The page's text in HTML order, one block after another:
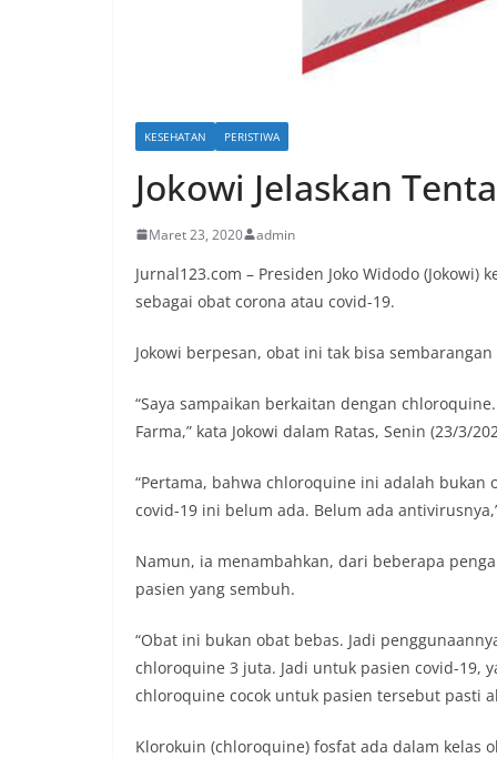
KESEHATAN PERISTIWA
Jokowi Jelaskan
Maret 23, 2020 admin
Jurnal123.com – Presiden Joko Widodo
sebagai obat corona atau covid-19.
Jokowi berpesan, obat ini tak bisa
“Saya sampaikan berkaitan dengan
Farma,” kata Jokowi dalam Ratas, Senin (23/3/
“Pertama, bahwa chloroquine ini adalah
covid-19 ini belum ada. Belum ada
Namun, ia menambahkan, dari beberapa
pasien yang sembuh.
“Obat ini bukan obat bebas. Jadi
chloroquine 3 juta. Jadi untuk pasien covid-19,
chloroquine cocok untuk pasien tersebut pasti
Klorokuin (chloroquine) fosfat ada dalam